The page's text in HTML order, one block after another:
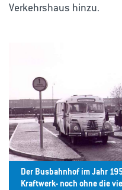
Verkehrshaus hinzu.
Der Busbahnhof im Jahr
Kraftwerk- noch ohne die